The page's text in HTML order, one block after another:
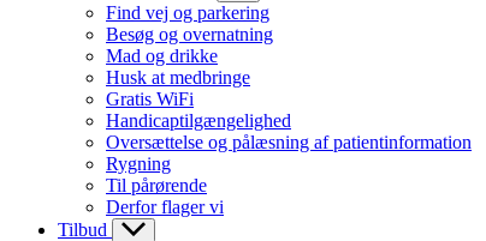
Find vej og parkering
Besøg og overnatning
Mad og drikke
Husk at medbringe
Gratis WiFi
Handicaptilgængelighed
Oversættelse og pålæsning af patientinformation
Rygning
Til pårørende
Derfor flager vi
Tilbud